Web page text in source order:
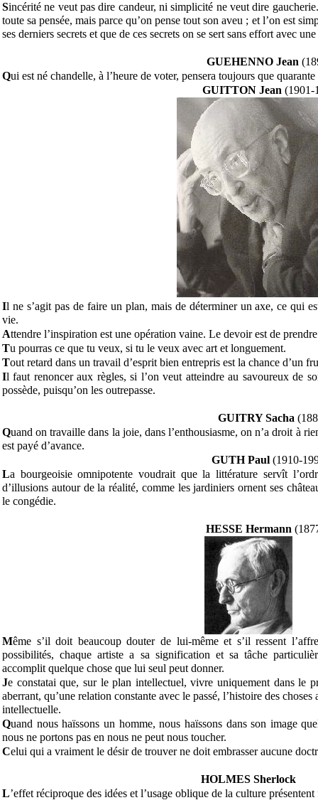
Sincérité ne veut pas dire candeur, ni simplicité ne veut dire
toute sa pensée, mais parce qu’on pense tout son aveu ; et l’on est
ses derniers secrets et que de ces secrets on se sert sans effort avec
GUEHENNO Jean
Qui est né chandelle, à l’heure de voter, pensera toujours que
GUITTON Jean (1901-
Il ne s’agit pas de faire un plan, mais de déterminer un axe, ce qui
vie.
Attendre l’inspiration est une opération vaine. Le devoir est de
Tu pourras ce que tu veux, si tu le veux avec art et longuement.
Tout retard dans un travail d’esprit bien entrepris est la chance d’un
Il faut renoncer aux règles, si l’on veut atteindre au savoureux de
possède, puisqu’on les outrepasse.
GUITRY Sacha
Quand on travaille dans la joie, dans l’enthousiasme, on n’a droit à
est payé d’avance.
GUTH Paul(1910-
La bourgeoisie omnipotente voudrait que la littérature servît
d’illusions autour de la réalité, comme les jardiniers ornent ses
le congédie.
HESSE Hermann
Même s’il doit beaucoup douter de lui-même et s’il ressent
possibilités, chaque artiste a sa signification et sa tâche
accomplit quelque chose que lui seul peut donner.
Je constatai que, sur le plan intellectuel, vivre uniquement dans le
aberrant, qu’une relation constante avec le passé, l’histoire des
intellectuelle.
Quand nous haïssons un homme, nous haïssons dans son image
nous ne portons pas en nous ne peut nous toucher.
Celui qui a vraiment le désir de trouver ne doit embrasser aucune
HOLMES Sherlock
L’effet réciproque des idées et l’usage oblique de la culture